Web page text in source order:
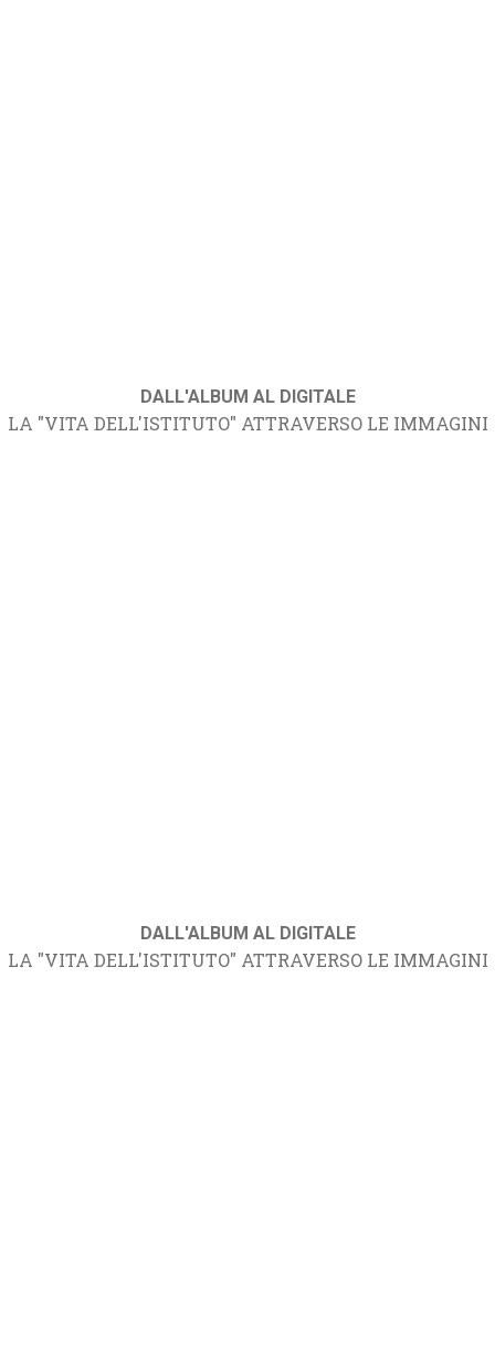
DALL'ALBUM AL DIGITALE
LA "VITA DELL'ISTITUTO" ATTRAVERSO LE IMMAGINI
DALL'ALBUM AL DIGITALE
LA "VITA DELL'ISTITUTO" ATTRAVERSO LE IMMAGINI